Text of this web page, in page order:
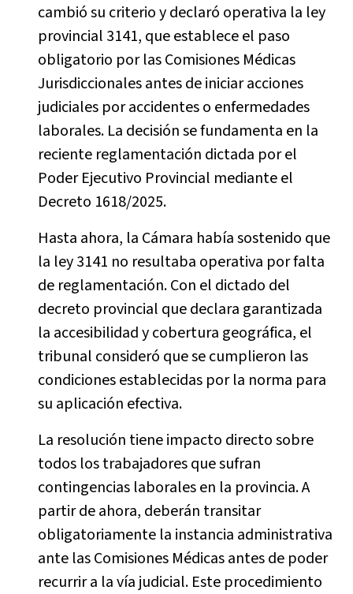
cambió su criterio y declaró operativa la ley
provincial 3141, que establece el paso
obligatorio por las Comisiones Médicas
Jurisdiccionales antes de iniciar acciones
judiciales por accidentes o enfermedades
laborales. La decisión se fundamenta en la
reciente reglamentación dictada por el
Poder Ejecutivo Provincial mediante el
Decreto 1618/2025.
Hasta ahora, la Cámara había sostenido que
la ley 3141 no resultaba operativa por falta
de reglamentación. Con el dictado del
decreto provincial que declara garantizada
la accesibilidad y cobertura geográfica, el
tribunal consideró que se cumplieron las
condiciones establecidas por la norma para
su aplicación efectiva.
La resolución tiene impacto directo sobre
todos los trabajadores que sufran
contingencias laborales en la provincia. A
partir de ahora, deberán transitar
obligatoriamente la instancia administrativa
ante las Comisiones Médicas antes de poder
recurrir a la vía judicial. Este procedimiento